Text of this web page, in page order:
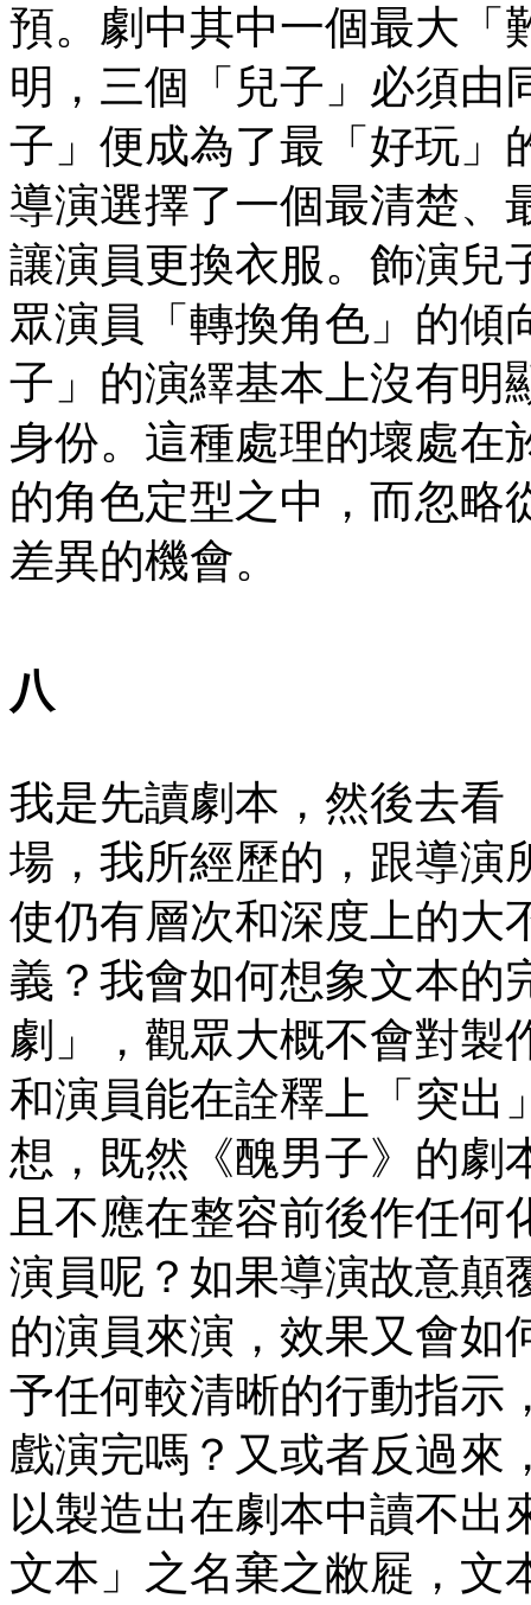
預。劇中其中一個最大「
明，三個「兒子」必須由
子」便成為了最「好玩」
導演選擇了一個最清楚、
讓演員更換衣服。飾演兒
眾演員「轉換角色」的傾
子」的演繹基本上沒有明
身份。這種處理的壞處在
的角色定型之中，而忽略
差異的機會。
八
我是先讀劇本，然後去看
場，我所經歷的，跟導演
使仍有層次和深度上的大
義？我會如何想象文本的
劇」，觀眾大概不會對製
和演員能在詮釋上「突出
想，既然《醜男子》的劇
且不應在整容前後作任
演員呢？如果導演故意顛
的演員來演，效果又會如
予任何較清晰的行動指示
戲演完嗎？又或者反過來
以製造出在劇本中讀不出
文本」之名棄之敝屣，文